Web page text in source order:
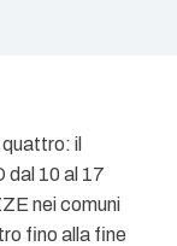
il
10 al 17
nei comuni
fino alla fine